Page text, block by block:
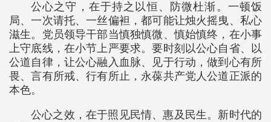
公心之守，在于持之以恒、防微杜渐。一顿饭
局、一次请托、一丝偏袒，都可能让烛火摇曳、私心
滋生。党员领导干部当慎独慎微、慎始慎终，在小事
上守底线，在小节上严要求。要时刻以公心自省、以
公道自律，让公心融入血脉、见于行动，做到心有所
畏、言有所戒、行有所止，永葆共产党人公道正派的
本色。
公心之效，在于照见民情、惠及民生。新时代的